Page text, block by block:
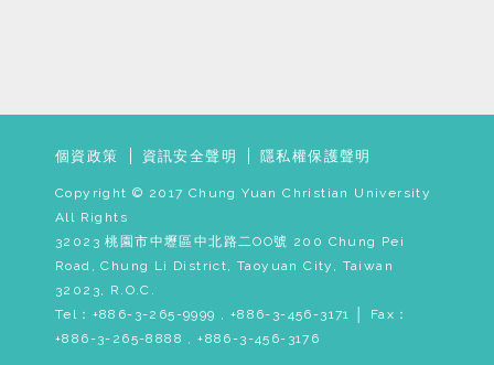
個資政策 資訊安全聲明 隱私權保護聲明
Copyright © 2017 Chung Yuan Christian University
All Rights
32023 桃園市中壢區中北路二OO號 200 Chung Pei
Road, Chung Li District, Taoyuan City, Taiwan
32023, R.O.C.
Tel：+886-3-265-9999 , +886-3-456-3171 │ Fax：
+886-3-265-8888 , +886-3-456-3176